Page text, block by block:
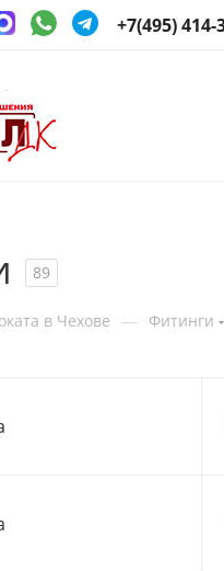
+7(495) 414-
89
в Чехове — Фитинги